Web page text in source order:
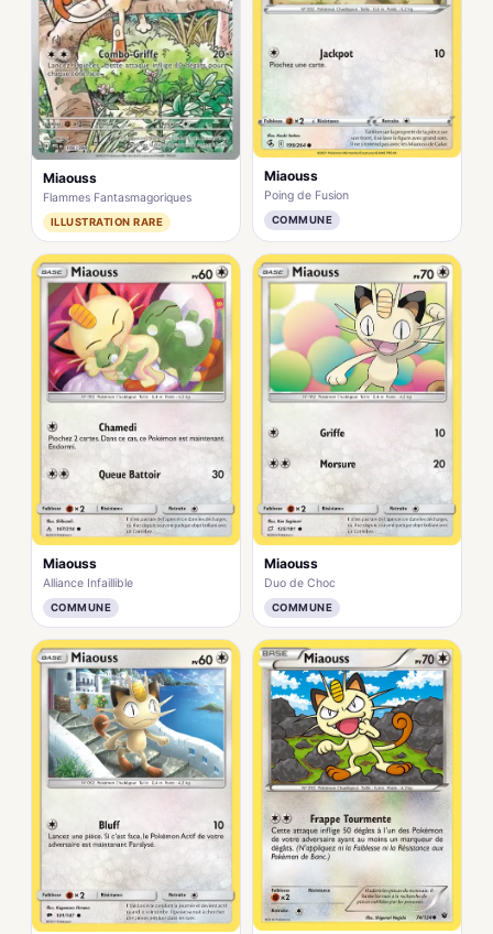
Miaouss
Flammes Fantasmagoriques
ILLUSTRATION RARE
Miaouss
Poing de Fusion
COMMUNE
Miaouss
Alliance Infaillible
COMMUNE
Miaouss
Duo de Choc
COMMUNE